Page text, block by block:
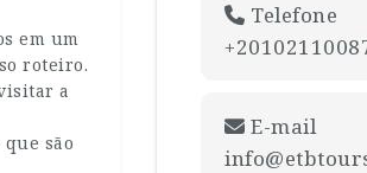
em um
roteiro.
a
são
Telefone
E-mail